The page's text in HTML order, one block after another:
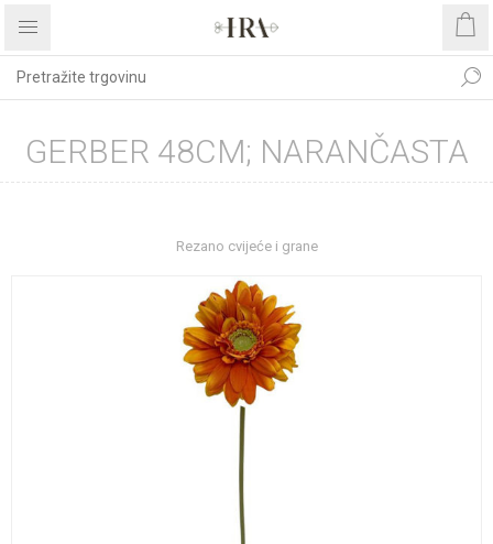
GERBER 48CM; NARANČASTA
Rezano cvijeće i grane